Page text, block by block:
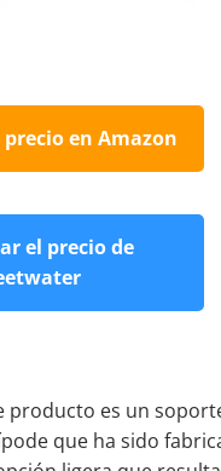
en Amazon
el precio de
producto es un
que ha sido